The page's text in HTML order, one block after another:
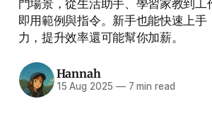
門場景，從生活助手、學習家教到工
即用範例與指令。新手也能快速上手
力，提升效率還可能幫你加薪。
Hannah
15 Aug 2025 —7 min read